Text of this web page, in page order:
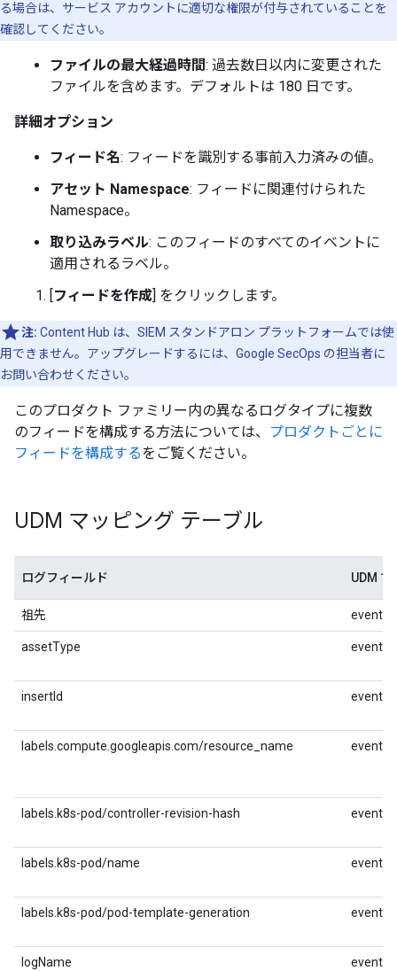
る場合は、サービス アカウントに適切な権限が付与されていることを
確認してください。
ファイルの最大経過時間: 過去数日以内に変更された
ファイルを含めます。デフォルトは 180 日です。
詳細オプション
フィード名: フィードを識別する事前入力済みの値。
アセット Namespace: フィードに関連付けられた
Namespace。
取り込みラベル: このフィードのすべてのイベントに
適用されるラベル。
[フィードを作成] をクリックします。
注: Content Hub は、SIEM スタンドアロン プラットフォームでは使
用できません。アップグレードするには、Google SecOps の担当者に
お問い合わせください。
このプロダクト ファミリー内の異なるログタイプに複数
のフィードを構成する方法については、
プロダクトごとに
フィードを構成するをご覧ください。
UDM マッピング テーブル
ログフィールド UDM
祖先
assetType
insertId
labels.compute.googleapis.com/resource_name
labels.k8s-pod/controller-revision-hash
labels.k8s-pod/name
labels.k8s-pod/pod-template-generation
logName